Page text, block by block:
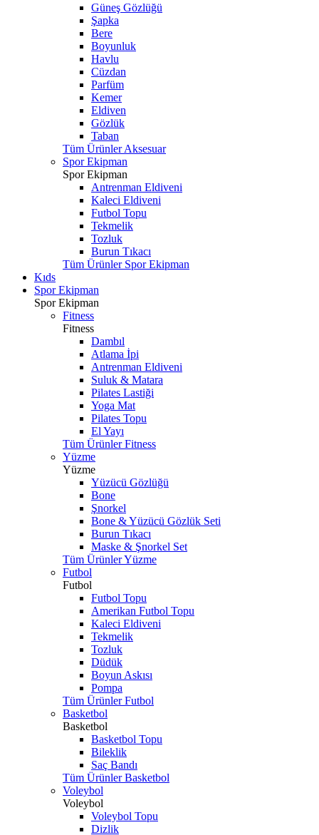
Güneş Gözlüğü
Şapka
Bere
Boyunluk
Havlu
Cüzdan
Parfüm
Kemer
Eldiven
Gözlük
Taban
Tüm Ürünler Aksesuar
Spor Ekipman
Spor Ekipman
Antrenman Eldiveni
Kaleci Eldiveni
Futbol Topu
Tekmelik
Tozluk
Burun Tıkacı
Tüm Ürünler Spor Ekipman
Kıds
Spor Ekipman
Spor Ekipman
Fitness
Fitness
Dambıl
Atlama İpi
Antrenman Eldiveni
Suluk & Matara
Pilates Lastiği
Yoga Mat
Pilates Topu
El Yayı
Tüm Ürünler Fitness
Yüzme
Yüzme
Yüzücü Gözlüğü
Bone
Şnorkel
Bone & Yüzücü Gözlük Seti
Burun Tıkacı
Maske & Şnorkel Set
Tüm Ürünler Yüzme
Futbol
Futbol
Futbol Topu
Amerikan Futbol Topu
Kaleci Eldiveni
Tekmelik
Tozluk
Düdük
Boyun Askısı
Pompa
Tüm Ürünler Futbol
Basketbol
Basketbol
Basketbol Topu
Bileklik
Saç Bandı
Tüm Ürünler Basketbol
Voleybol
Voleybol
Voleybol Topu
Dizlik